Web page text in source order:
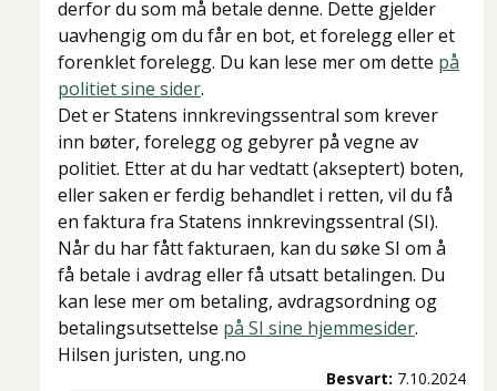
derfor du som må betale denne. Dette gjelder
uavhengig om du får en bot, et forelegg eller et
forenklet forelegg. Du kan lese mer om dette på
politiet sine sider.
Det er Statens innkrevingssentral som krever
inn bøter, forelegg og gebyrer på vegne av
politiet. Etter at du har vedtatt (akseptert) boten,
eller saken er ferdig behandlet i retten, vil du få
en faktura fra Statens innkrevingssentral (SI).
Når du har fått fakturaen, kan du søke SI om å
få betale i avdrag eller få utsatt betalingen. Du
kan lese mer om betaling, avdragsordning og
betalingsutsettelse på SI sine hjemmesider.
Hilsen juristen, ung.no
Besvart: 7.10.2024